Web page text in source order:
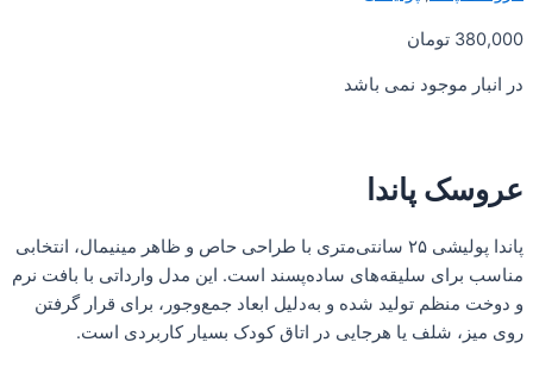
نمی باشد
پاندا پولیشی ۲۵ سانتی‌متری با طراحی حاص و ظاهر مینیمال، انتخابی
سلیقه‌های ساده‌پسند است. این مدل وارداتی با بافت نرم
تولید شده و به‌دلیل ابعاد جمع‌وجور، برای قرار گرفتن
یا هرجایی در اتاق کودک بسیار کاربردی است.